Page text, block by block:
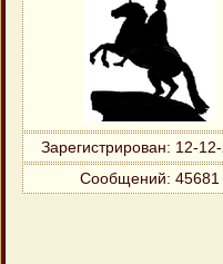
Зарегистрирован: 12-
Сообщений: 45681